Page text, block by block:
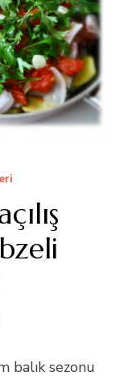
balık sezonu